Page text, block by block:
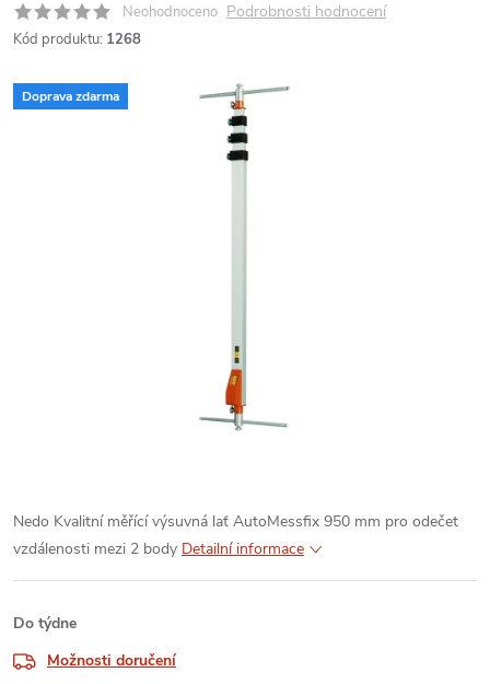
Neohodnoceno Podrobnosti hodnocení
Kód produktu: 1268
Doprava zdarma
Nedo Kvalitní měřící výsuvná lať AutoMessfix 950 mm pro odečet
vzdálenosti mezi 2 body Detailní informace
Do týdne
Možnosti doručení